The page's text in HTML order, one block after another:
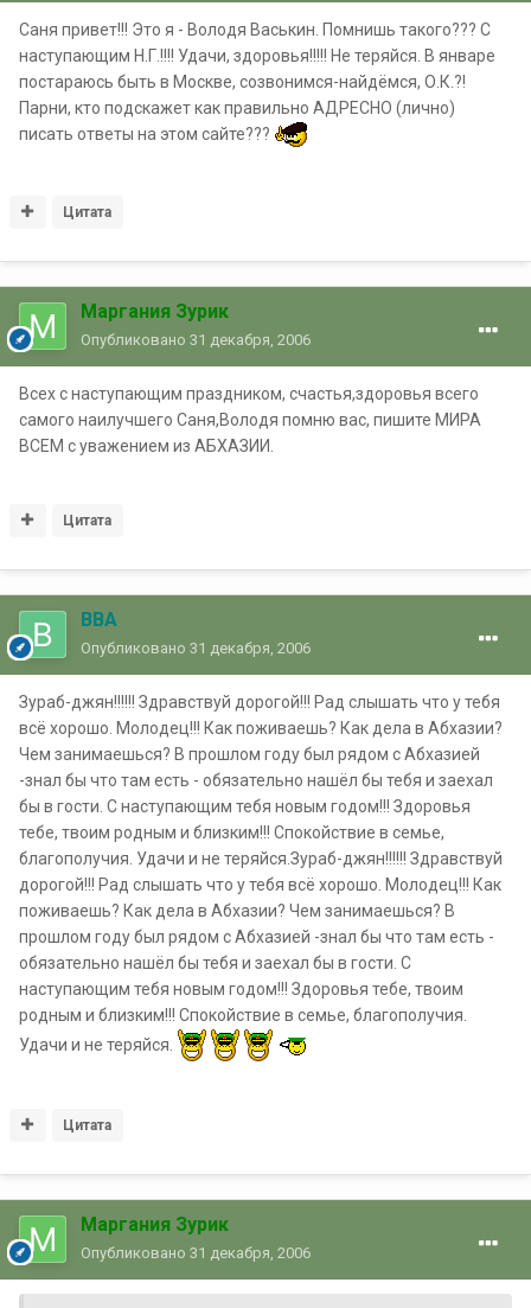
Саня привет!!! Это я - Володя Васькин. Помнишь такого??? С
наступающим Н.Г.!!!! Удачи, здоровья!!!!! Не теряйся. В январе
постараюсь быть в Москве, созвонимся-найдёмся, О.К.?!
Парни, кто подскажет как правильно АДРЕСНО (лично)
писать ответы на этом сайте???
Цитата
Маргания Зурик
Опубликовано 31 декабря, 2006
Всех с наступающим праздником, счастья,здоровья всего
самого наилучшего Саня,Володя помню вас, пишите МИРА
ВСЕМ с уважением из АБХАЗИИ.
Цитата
ВВА
Опубликовано 31 декабря, 2006
Зураб-джян!!!!!! Здравствуй дорогой!!! Рад слышать что у тебя
всё хорошо. Молодец!!! Как поживаешь? Как дела в Абхазии?
Чем занимаешься? В прошлом году был рядом с Абхазией
-знал бы что там есть - обязательно нашёл бы тебя и заехал
бы в гости. С наступающим тебя новым годом!!! Здоровья
тебе, твоим родным и близким!!! Спокойствие в семье,
благополучия. Удачи и не теряйся.Зураб-джян!!!!!! Здравствуй
дорогой!!! Рад слышать что у тебя всё хорошо. Молодец!!! Как
поживаешь? Как дела в Абхазии? Чем занимаешься? В
прошлом году был рядом с Абхазией -знал бы что там есть -
обязательно нашёл бы тебя и заехал бы в гости. С
наступающим тебя новым годом!!! Здоровья тебе, твоим
родным и близким!!! Спокойствие в семье, благополучия.
Удачи и не теряйся.
Цитата
Маргания Зурик
Опубликовано 31 декабря, 2006